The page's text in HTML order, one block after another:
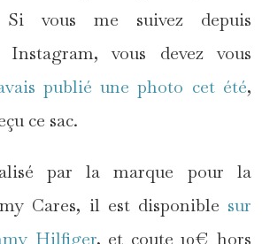
Si vous me suivez depuis
vous devez vous
publié une photo cet été,
ce sac.
par la marque pour la
Cares, il est disponible sur
Hilfiger, et coute 10€ hors